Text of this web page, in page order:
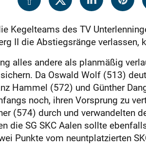
Kegelteams des TV
II die Abstiegsränge
alles andere als planmäßig
Da Oswald Wolf (513)
Hammel (572) und Günther
noch, ihren Vorsprung zu
(574) durch und verwandelten
die SG SKC Aalen sollte
Punkte vom neuntplatzierten